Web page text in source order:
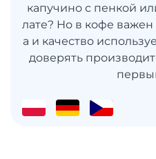
капучино с пенкой
лате? Но в кофе важен
а и качество
доверять